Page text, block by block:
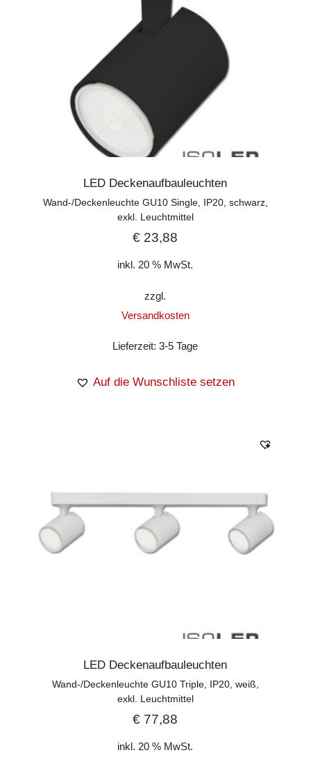
LED Deckenaufbauleuchten
Wand-/Deckenleuchte GU10 Single, IP20, schwarz,
exkl. Leuchtmittel
€ 23,88
inkl. 20 % MwSt.
zzgl.
Versandkosten
Lieferzeit:3-5 Tage
Auf die Wunschliste setzen
LED Deckenaufbauleuchten
Wand-/Deckenleuchte GU10 Triple, IP20, weiß,
exkl. Leuchtmittel
€ 77,88
inkl. 20 % MwSt.